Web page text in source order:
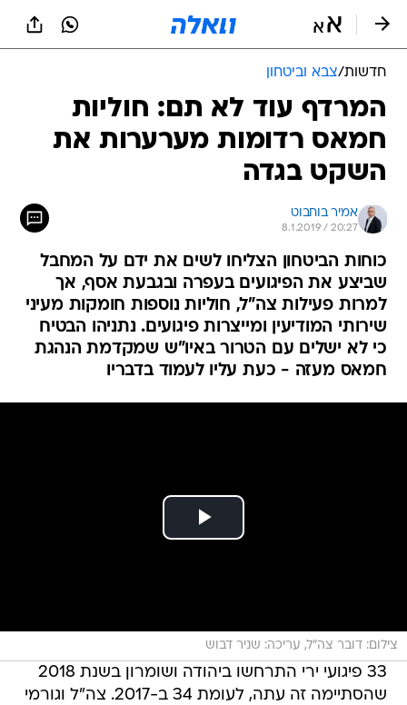
חדשות/צבא וביטחון
המרדף עוד לא תם: חוליות
חמאס רדומות מערערות את
השקט בגדה
אמיר בוחבוט
8.1.2019 / 20:27
כוחות הביטחון הצליחו לשים את ידם על המחבל
שביצע את הפיגועים בעפרה ובגבעת אסף, אך
למרות פעילות צה"ל, חוליות נוספות חומקות מעיני
שירותי המודיעין ומייצרות פיגועים. נתניהו הבטיח
כי לא ישלים עם הטרור באיו"ש שמקדמת הנהגת
חמאס מעזה - כעת עליו לעמוד בדבריו
צילום: דובר צה"ל, עריכה: שניר דבוש
33 פיגועי ירי התרחשו ביהודה ושומרון בשנת 2018
שהסתיימה זה עתה, לעומת 34 ב-2017. צה"ל וגורמי